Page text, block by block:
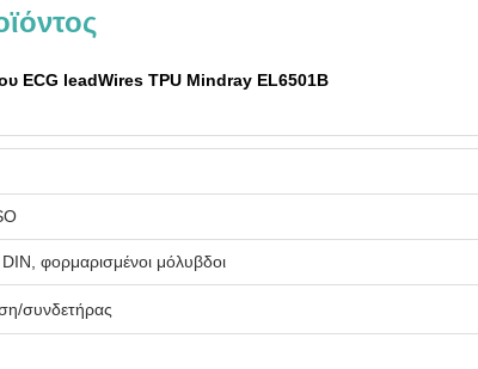
ECG leadWires TPU Mindray EL6501B
φορμαρισμένοι μόλυβδοι
συνδετήρας